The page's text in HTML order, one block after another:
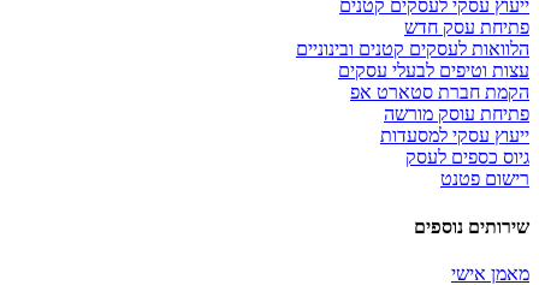
ייעוץ עסקי לעסקים קטנים
פתיחת עסק חדש
הלוואות לעסקים קטנים ובינוניים
עצות וטיפים לבעלי עסקים
הקמת חברת סטארט אפ
פתיחת עוסק מורשה
ייעוץ עסקי למסעדות
גיוס כספים לעסק
רישום פטנט
שירותים נוספים
מאמן אישי